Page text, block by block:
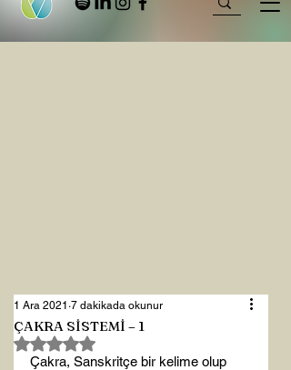
ÇAKRA SİSTEMİ – 1
1 Ara 2021 7 dakikada okunur
5 üzerinden NaN yıldız
Çakra, Sanskritçe bir kelime olup